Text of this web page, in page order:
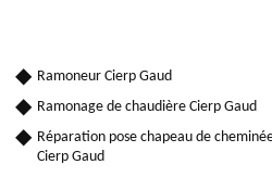
Ramoneur Cierp Gaud
Ramonage de chaudière Cierp Gaud
Réparation pose chapeau de
Cierp Gaud